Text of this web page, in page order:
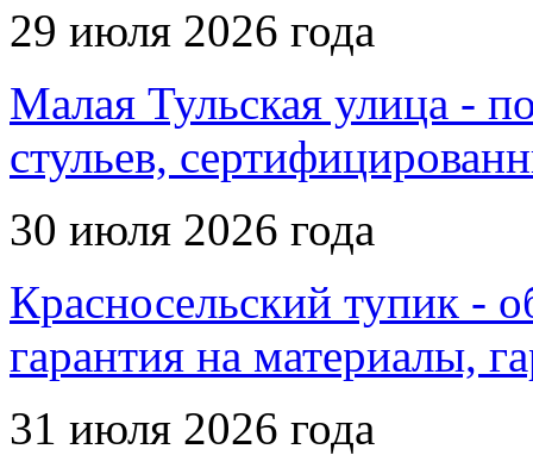
29 июля 2026 года
Малая Тульская улица -
стульев,
30 июля 2026 года
Красносельский тупик -
гарантия на материалы,
31 июля 2026 года